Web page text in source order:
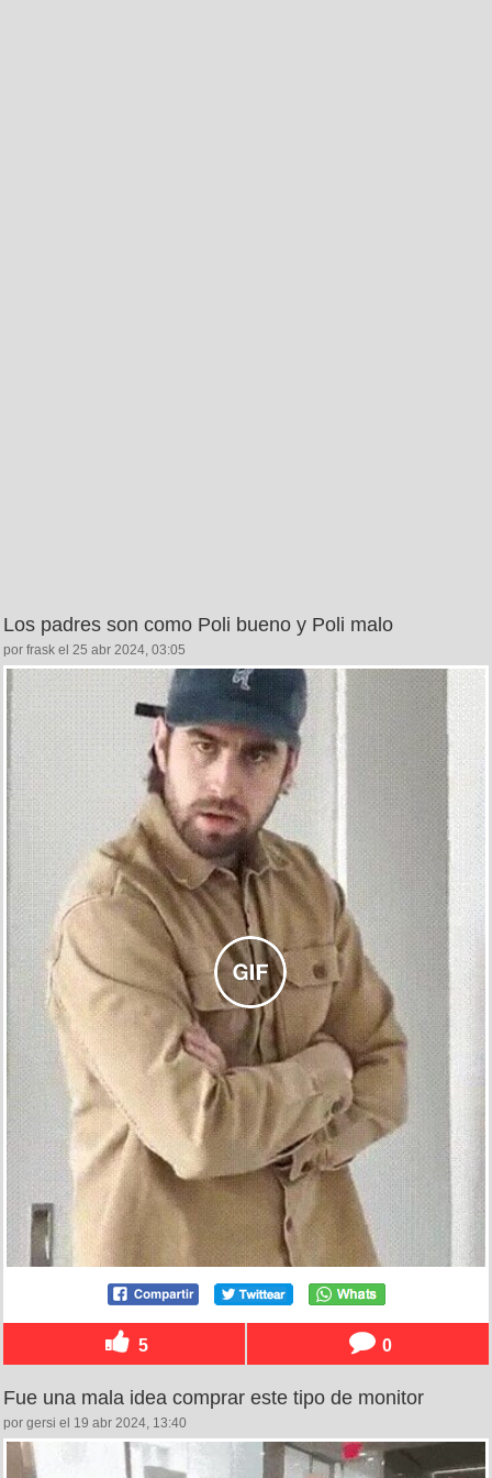
Los padres son como Poli bueno y Poli malo
por frask el 25 abr 2024, 03:05
5 0
Fue una mala idea comprar este tipo de monitor
por gersi el 19 abr 2024, 13:40